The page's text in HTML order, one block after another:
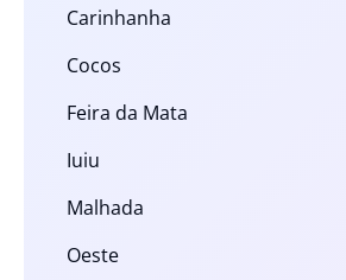
Carinhanha
Cocos
Feira da Mata
Iuiu
Malhada
Oeste